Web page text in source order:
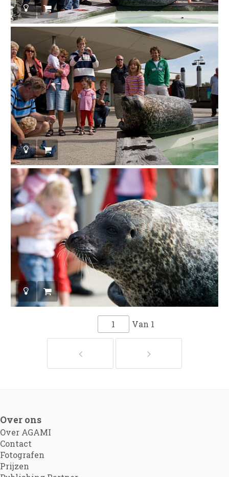
Van 1
Over ons
Over AGAMI
Contact
Fotografen
Prijzen